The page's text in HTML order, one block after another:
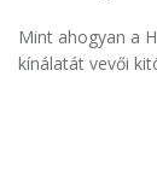
Mint ahogyan a
kínálatát vevői